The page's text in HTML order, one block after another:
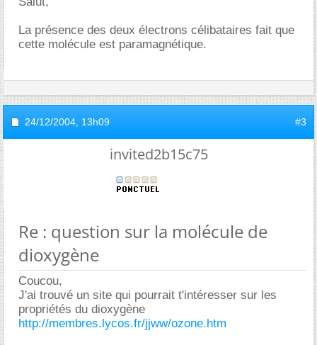
La présence des deux électrons célibataires fait que
cette molécule est paramagnétique.
24/12/2004, 13h09 #3
invited2b15c75
Re : question sur la molécule de
dioxygène
Coucou,
J'ai trouvé un site qui pourrait t'intéresser sur les
propriétés du dioxygène
http://membres.lycos.fr/jjww/ozone.htm